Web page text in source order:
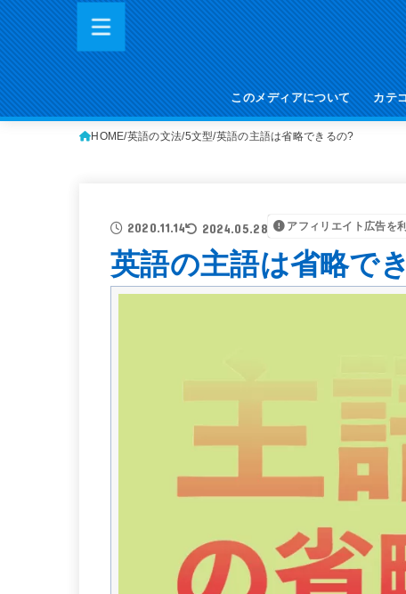
このメディアについて カテ
HOME 英語の文法 5文型 英語の主語は省略できるの?
2020.11.14 2024.05.28 アフィリエイト広告を
英語の主語は省略で